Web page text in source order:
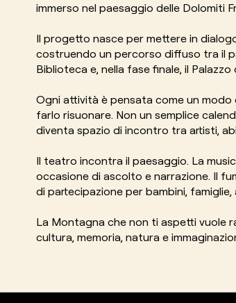
immerso nel paesaggio delle Dolomiti
Il progetto nasce per mettere in
costruendo un percorso diffuso tra il
Biblioteca e, nella fase finale, il
Ogni attività è pensata come un
farlo risuonare. Non un semplice
diventa spazio di incontro tra artisti,
Il teatro incontra il paesaggio. La
occasione di ascolto e narrazione. Il
di partecipazione per bambini, famiglie,
La Montagna che non ti aspetti vuole
cultura, memoria, natura e